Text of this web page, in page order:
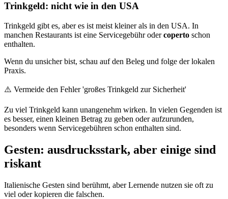
Trinkgeld: nicht wie in den USA
Trinkgeld gibt es, aber es ist meist kleiner als in den USA. In
manchen Restaurants ist eine Servicegebühr odercoperto schon
enthalten.
Wenn du unsicher bist, schau auf den Beleg und folge der lokalen
Praxis.
⚠️ Vermeide den Fehler 'großes Trinkgeld zur Sicherheit'
Zu viel Trinkgeld kann unangenehm wirken. In vielen Gegenden ist
es besser, einen kleinen Betrag zu geben oder aufzurunden,
besonders wenn Servicegebühren schon enthalten sind.
Gesten: ausdrucksstark, aber einige sind
riskant
Italienische Gesten sind berühmt, aber Lernende nutzen sie oft zu
viel oder kopieren die falschen.